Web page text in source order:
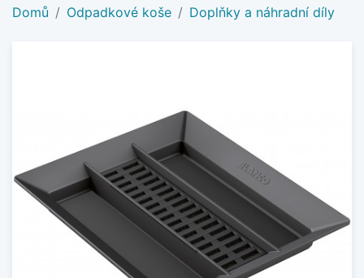
Domů Odpadkové koše Doplňky a náhradní díly